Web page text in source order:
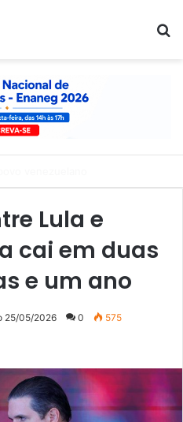
Lula e
cai em duas
e um ano
25/05/2026 0 575